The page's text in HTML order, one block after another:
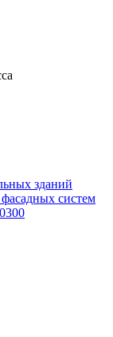
зданий
систем